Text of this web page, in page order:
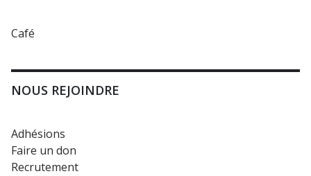
Café
NOUS REJOINDRE
Adhésions
Faire un don
Recrutement